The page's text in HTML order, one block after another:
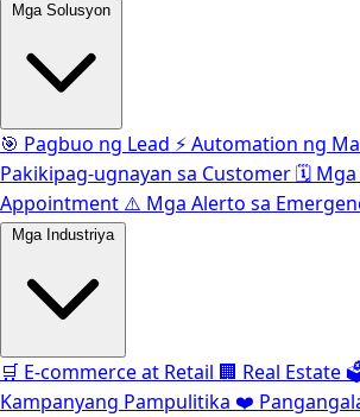
Mga Solusyon
🎯 Pagbuo ng Lead ⚡️Automation ng
Pakikipag-ugnayan sa Customer🗓️ Mga
Appointment ⚠️ Mga Alerto sa
Mga Industriya
🛒 E-commerce at Retail 🏢 Real Estate
Kampanyang Pampulitika ❤️